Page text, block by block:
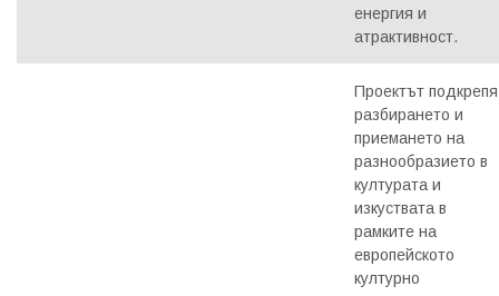
енергия и
атрактивност.
Проектът подкрепя
разбирането и
приемането на
разнообразието в
културата и
изкуствата в
рамките на
европейското
културно